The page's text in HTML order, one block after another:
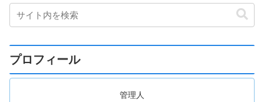
プロフィール
管理人